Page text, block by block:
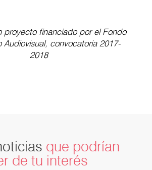
proyecto financiado por el Fondo
Audiovisual, convocatoria 2017-
2018
que podrían
de tu interés